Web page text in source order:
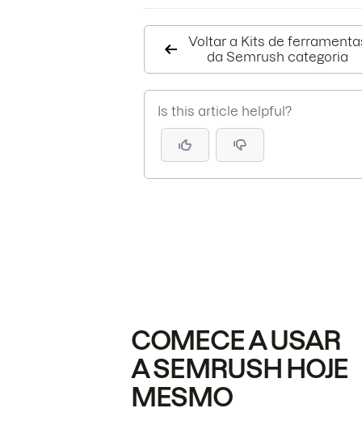
Voltar a Kits de
da Semrush categoria
Is this article helpful?
COMECE A USAR
A SEMRUSH HOJE
MESMO